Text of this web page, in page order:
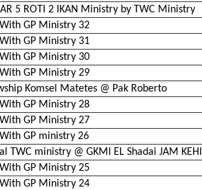
5 ROTI 2 IKAN Ministry by TWC Ministry
GP Ministry 32
GP Ministry 31
GP Ministry 30
GP Ministry 29
Komsel Matetes @ Pak Roberto
GP Ministry 28
GP Ministry 27
GP ministry 26
TWC ministry @ GKMI EL Shadai JAM
GP Ministry 25
GP Ministry 24